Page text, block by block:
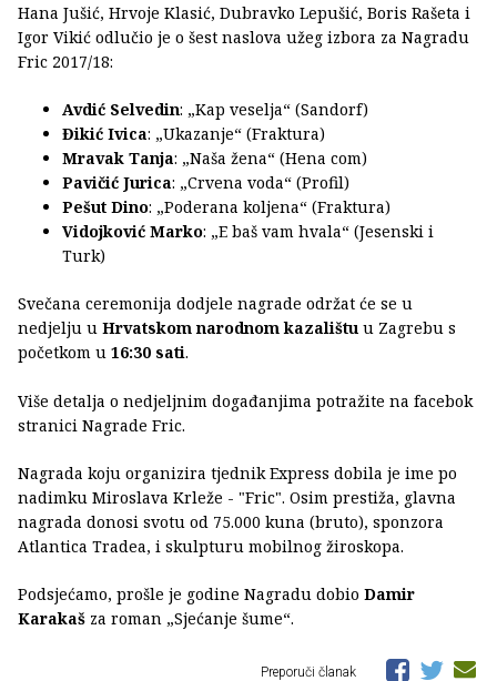
Hana Jušić, Hrvoje Klasić, Dubravko Lepušić, Boris Rašeta i
Igor Vikić odlučio je o šest naslova užeg izbora za Nagradu
Fric 2017/18:
Avdić Selvedin: „Kap veselja“ (Sandorf)
Đikić Ivica: „Ukazanje“ (Fraktura)
Mravak Tanja: „Naša žena“ (Hena com)
Pavičić Jurica: „Crvena voda“ (Profil)
Pešut Dino: „Poderana koljena“ (Fraktura)
Vidojković Marko: „E baš vam hvala“ (Jesenski i
Turk)
Svečana ceremonija dodjele nagrade održat će se u
nedjelju u Hrvatskom narodnom kazalištu u Zagrebu s
početkom u 16:30 sati.
Više detalja o nedjeljnim događanjima potražite na facebok
stranici Nagrade Fric.
Nagrada koju organizira tjednik Express dobila je ime po
nadimku Miroslava Krleže - "Fric". Osim prestiža, glavna
nagrada donosi svotu od 75.000 kuna (bruto), sponzora
Atlantica Tradea, i skulpturu mobilnog žiroskopa.
Podsjećamo, prošle je godine Nagradu dobio Damir
Karakaš za roman „Sjećanje šume“.
Preporuči članak